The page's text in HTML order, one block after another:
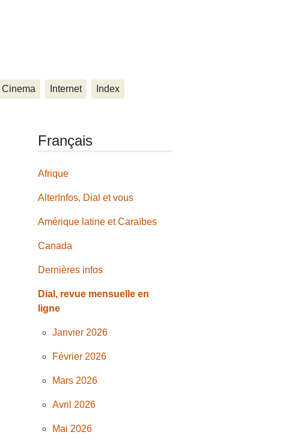
Cinema Internet Index
Français
Afrique
AlterInfos, Dial et vous
Amérique latine et Caraïbes
Canada
Dernières infos
Dial, revue mensuelle en
ligne
Janvier 2026
Février 2026
Mars 2026
Avril 2026
Mai 2026